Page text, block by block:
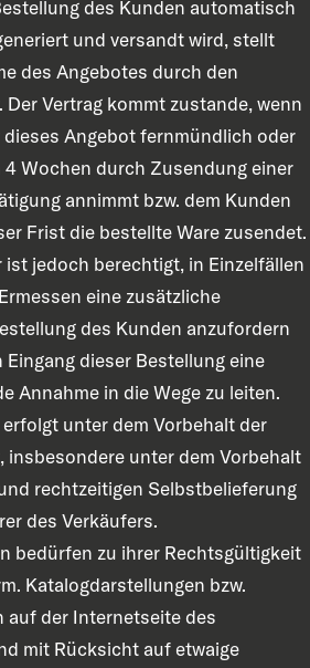
des Kunden automatisch
und versandt wird, stellt
des Angebotes durch den
Der Vertrag kommt zustande, wenn
dieses Angebot fernmündlich oder
4 Wochen durch Zusendung einer
annimmt bzw. dem Kunden
Frist die bestellte Ware zusendet.
ist jedoch berechtigt, in Einzelfällen
eine zusätzliche
des Kunden anzufordern
dieser Bestellung eine
Annahme in die Wege zu leiten.
unter dem Vorbehalt der
insbesondere unter dem Vorbehalt
rechtzeitigen Selbstbelieferung
des Verkäufers.
bedürfen zu ihrer Rechtsgültigkeit
Katalogdarstellungen bzw.
auf der Internetseite des
mit Rücksicht auf etwaige